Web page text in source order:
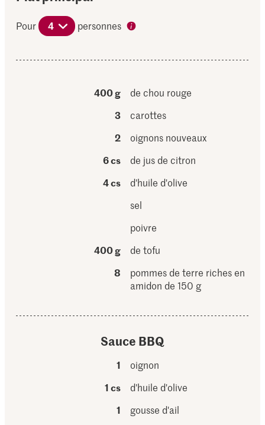
Pour 4 personnes
400 g
de chou rouge
3
carottes
2
oignons nouveaux
6 cs
de jus de citron
4 cs
d'huile d'olive
sel
poivre
400 g
de tofu
8
pommes de terre riches en
amidon de 150 g
Sauce BBQ
1
oignon
1 cs
d'huile d'olive
1
gousse d'ail